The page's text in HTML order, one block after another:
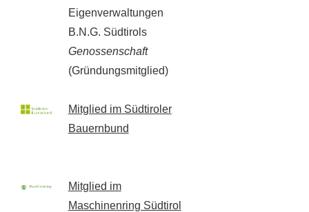
Eigenverwaltungen
B.N.G. Südtirols
Genossenschaft
(Gründungsmitglied)
Mitglied im Südtiroler
Bauernbund
Mitglied im
Maschinenring Südtirol